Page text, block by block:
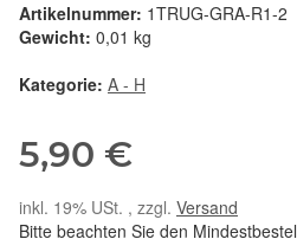
Artikelnummer: 1TRUG-GRA-R1-2
Gewicht: 0,01 kg
Kategorie: A - H
5,90 €
inkl. 19% USt. , zzgl. Versand
Bitte beachten Sie den